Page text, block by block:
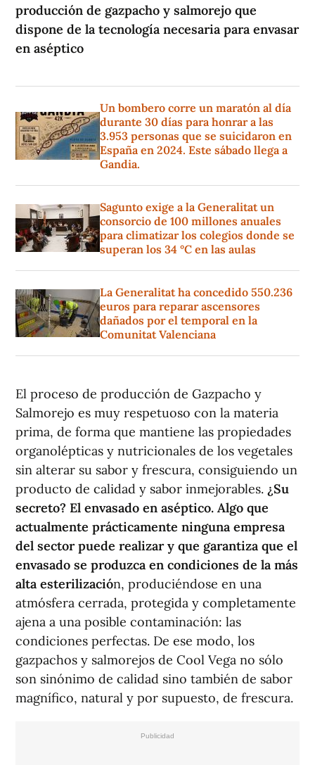
producción de gazpacho y salmorejo que
dispone de la tecnología necesaria para envasar
en aséptico
Un bombero corre un maratón al día
durante 30 días para honrar a las
3.953 personas que se suicidaron en
España en 2024. Este sábado llega a
Gandia.
Sagunto exige a la Generalitat un
consorcio de 100 millones anuales
para climatizar los colegios donde se
superan los 34 °C en las aulas
La Generalitat ha concedido 550.236
euros para reparar ascensores
dañados por el temporal en la
Comunitat Valenciana
El proceso de producción de Gazpacho y
Salmorejo es muy respetuoso con la materia
prima, de forma que mantiene las propiedades
organolépticas y nutricionales de los vegetales
sin alterar su sabor y frescura, consiguiendo un
producto de calidad y sabor inmejorables. ¿Su
secreto? El envasado en aséptico. Algo que
actualmente prácticamente ninguna empresa
del sector puede realizar y que garantiza que el
envasado se produzca en condiciones de la más
alta esterilización, produciéndose en una
atmósfera cerrada, protegida y completamente
ajena a una posible contaminación: las
condiciones perfectas. De ese modo, los
gazpachos y salmorejos de Cool Vega no sólo
son sinónimo de calidad sino también de sabor
magnífico, natural y por supuesto, de frescura.